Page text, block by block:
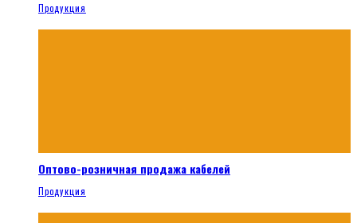
Продукция
Оптово-розничная продажа кабелей
Продукция